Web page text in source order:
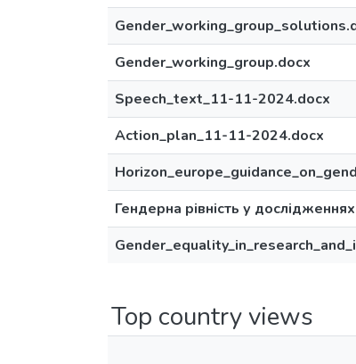
Gender_working_group.docx
Speech_text_11-11-2024.docx
Action_plan_11-11-2024.docx
Гендерна рівність у
Top country views